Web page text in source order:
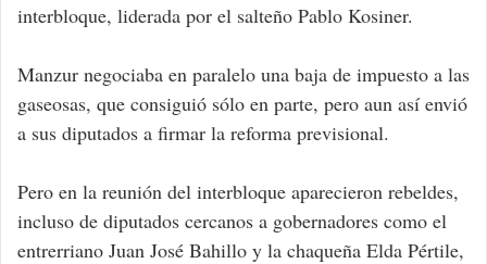
interbloque, liderada por el salteño Pablo Kosiner.
Manzur negociaba en paralelo una baja de impuesto a las
gaseosas, que consiguió sólo en parte, pero aun así envió
a sus diputados a firmar la reforma previsional.
Pero en la reunión del interbloque aparecieron rebeldes,
incluso de diputados cercanos a gobernadores como el
entrerriano Juan José Bahillo y la chaqueña Elda Pértile,